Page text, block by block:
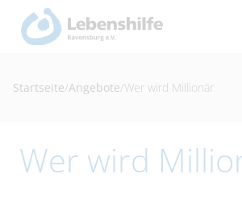
Startseite/Angebote/Wer wird Millionär
Wer wird